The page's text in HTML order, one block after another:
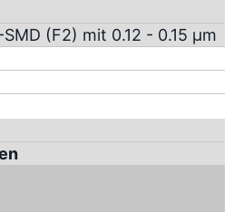
SMD (F2) mit 0.12 - 0.15 µm